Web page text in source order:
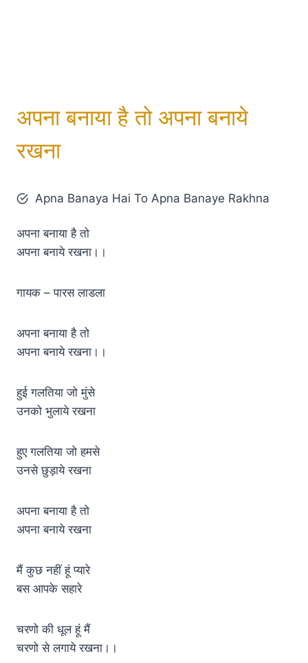
अपना बनाया है तो अपना बनाये
रखना
Apna Banaya Hai To Apna Banaye Rakhna
अपना बनाया है तो
अपना बनाये रखना।।
गायक – पारस लाडला
अपना बनाया है तो
अपना बनाये रखना।।
हुई गलतिया जो मुंसे
उनको भुलाये रखना
हुए गलतिया जो हमसे
उनसे छुड़ाये रखना
अपना बनाया है तो
अपना बनाये रखना
मैं कुछ नहीं हूं प्यारे
बस आपके सहारे
चरणो की धूल हूं मैं
चरणो से लगाये रखना।।